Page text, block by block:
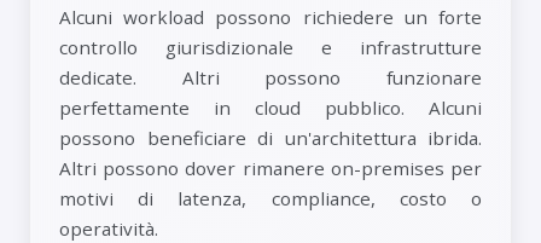
Alcuni workload possono richiedere un forte
controllo giurisdizionale e infrastrutture
dedicate. Altri possono funzionare
perfettamente in cloud pubblico. Alcuni
possono beneficiare di un'architettura ibrida.
Altri possono dover rimanere on-premises per
motivi di latenza, compliance, costo o
operatività.